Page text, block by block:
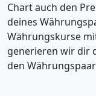
Chart auch den
deines
Währungskurse
generieren wir dir
den